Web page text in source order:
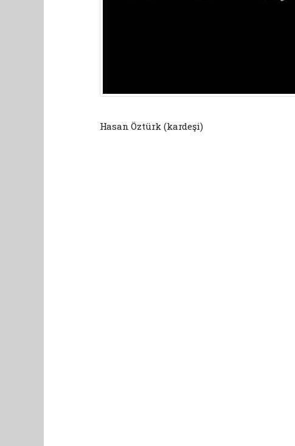
Hasan Öztürk (kardeşi)